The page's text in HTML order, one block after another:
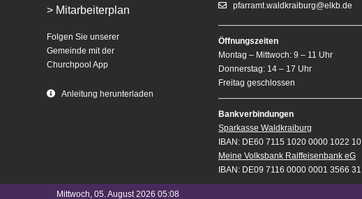
> Mitarbeiterplan
Folgen Sie unserer
Gemeinde mit der
Churchpool App
Anleitung herunterladen
pfarramt.waldkraiburg@elkb.de
Öffnungszeiten
Montag – Mittwoch: 9 – 11 Uhr
Donnerstag: 14 – 17 Uhr
Freitag geschlossen
Bankverbindungen
Sparkasse Waldkraiburg
IBAN: DE60 7115 1020 0000 1022 10
Meine Volksbank Raiffeisenbank eG
IBAN: DE09 7116 0000 0001 3566 31
Mittwoch, 05. August 2026 05:08